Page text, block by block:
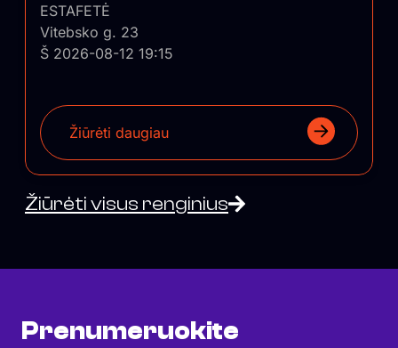
ESTAFETĖ
Vitebsko g. 23
Š 2026-08-12 19:15
Žiūrėti daugiau
Žiūrėti visus renginius
Prenumeruokite